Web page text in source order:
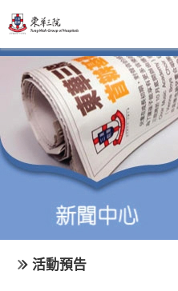
活動預告